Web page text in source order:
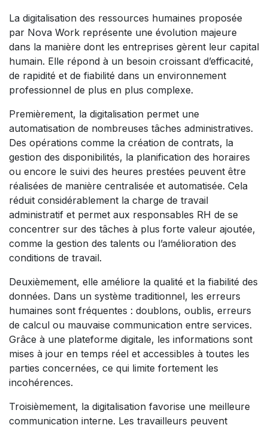
La digitalisation des ressources humaines proposée
par Nova Work représente une évolution majeure
dans la manière dont les entreprises gèrent leur capital
humain. Elle répond à un besoin croissant d’efficacité,
de rapidité et de fiabilité dans un environnement
professionnel de plus en plus complexe.
Premièrement, la digitalisation permet une
automatisation de nombreuses tâches administratives.
Des opérations comme la création de contrats, la
gestion des disponibilités, la planification des horaires
ou encore le suivi des heures prestées peuvent être
réalisées de manière centralisée et automatisée. Cela
réduit considérablement la charge de travail
administratif et permet aux responsables RH de se
concentrer sur des tâches à plus forte valeur ajoutée,
comme la gestion des talents ou l’amélioration des
conditions de travail.
Deuxièmement, elle améliore la qualité et la fiabilité des
données. Dans un système traditionnel, les erreurs
humaines sont fréquentes : doublons, oublis, erreurs
de calcul ou mauvaise communication entre services.
Grâce à une plateforme digitale, les informations sont
mises à jour en temps réel et accessibles à toutes les
parties concernées, ce qui limite fortement les
incohérences.
Troisièmement, la digitalisation favorise une meilleure
communication interne. Les travailleurs peuvent